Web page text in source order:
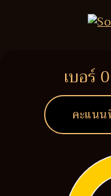
เบอร์
คะแนน